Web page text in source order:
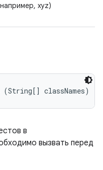
xyz)
(String[] classNames)
в
вызвать перед